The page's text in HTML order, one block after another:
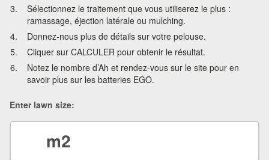
Sélectionnez le traitement que vous utiliserez le plus :
ramassage, éjection latérale ou mulching.
Donnez-nous plus de détails sur votre pelouse.
Cliquer sur CALCULER pour obtenir le résultat.
Notez le nombre d’Ah et rendez-vous sur le site pour en
savoir plus sur les batteries EGO.
Enter lawn size:
m2